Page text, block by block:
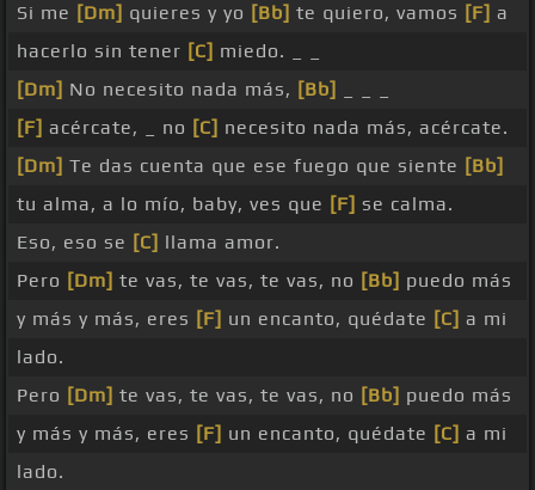
Si me [Dm] quieres y yo [Bb] te quiero, vamos [F] a
hacerlo sin tener [C] miedo. _ _
[Dm] No necesito nada más, [Bb]
[F] acércate, _ no [C] necesito nada más, acércate.
[Dm] Te das cuenta que ese fuego que siente [Bb]
tu alma, a lo mío, baby, ves que [F] se calma.
Eso, eso se [C] llama amor.
Pero [Dm] te vas, te vas, te vas, no [Bb] puedo más
y más y más, eres [F] un encanto, quédate [C] a mi
lado.
Pero [Dm] te vas, te vas, te vas, no [Bb] puedo más
y más y más, eres [F] un encanto, quédate [C] a mi
lado.